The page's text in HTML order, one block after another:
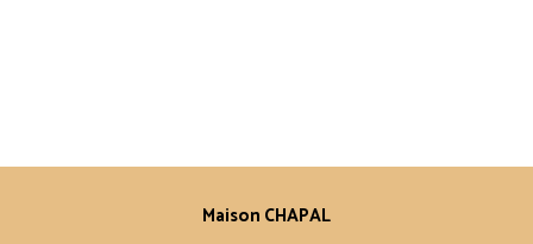
Maison CHAPAL